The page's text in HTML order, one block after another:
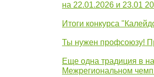
на 22.01.2026 и 23.01
Итоги конкурса
Ты нужен профсоюзу!
Еще одна традиция в
Межрегиональном